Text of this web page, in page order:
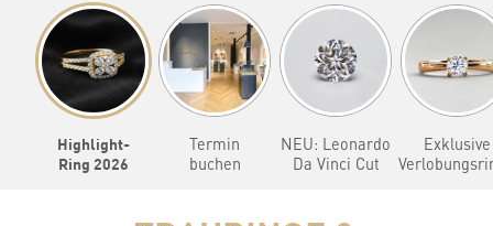
Highlight-
Ring 2026
Termin
buchen
NEU: Leonardo
Da Vinci Cut
Exklusive